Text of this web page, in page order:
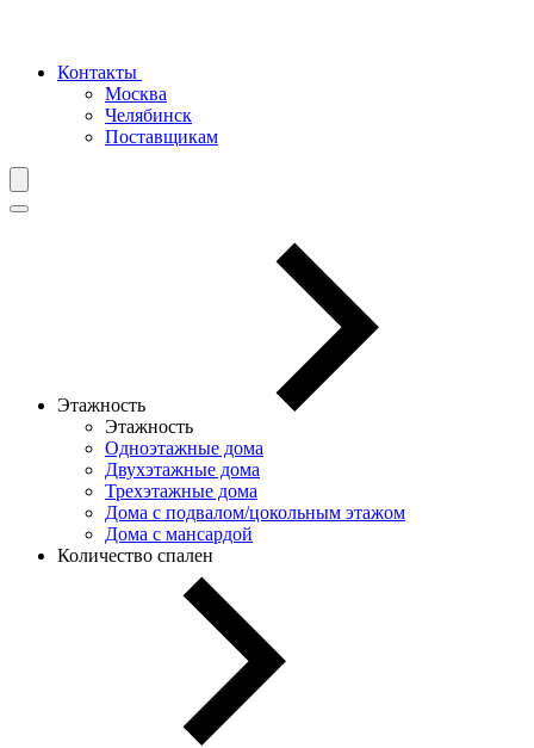
Контакты
Москва
Челябинск
Поставщикам
Этажность
Этажность
Одноэтажные дома
Двухэтажные дома
Трехэтажные дома
Дома с подвалом/цокольным этажом
Дома с мансардой
Количество спален